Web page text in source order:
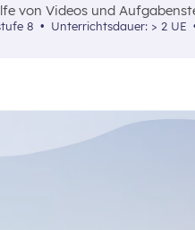
von Videos und
sowie die damit
7, Schulstufe 8
Unterrichtsdauer: > 2 UE